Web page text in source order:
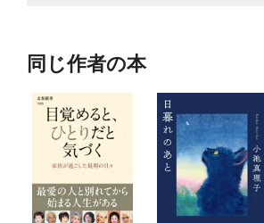
同じ作者の本